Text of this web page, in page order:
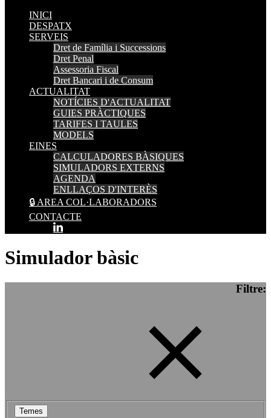
INICI
DESPATX
SERVEIS
Dret de Família i Successions
Dret Penal
Assessoria Fiscal
Dret Bancari i de Consum
ACTUALITAT
NOTÍCIES D'ACTUALITAT
GUIES PRÀCTIQUES
TARIFES I TAULES
MODELS
EINES
CALCULADORES BÀSIQUES
SIMULADORS EXTERNS
AGENDA
ENLLAÇOS D'INTERÈS
🔒 AREA COL·LABORADORS
CONTACTE
Simulador bàsic
Filtre:
Temes